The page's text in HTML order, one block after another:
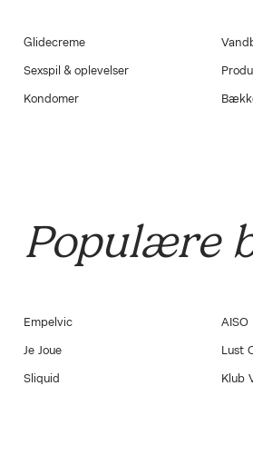
Glidecreme
Sexspil & oplevelser
Kondomer
Populære
Empelvic AISO
Je Joue Lust
Sliquid Klub